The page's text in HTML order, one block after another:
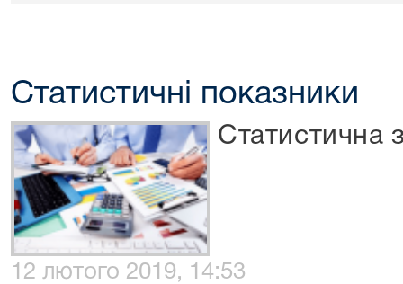
Статистичні показники
Статистична
12 лютого 2019, 14:53